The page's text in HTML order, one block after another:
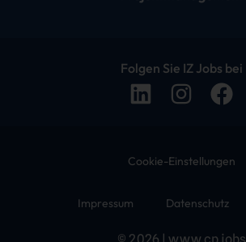
Folgen Sie IZ Jobs bei
Cookie-Einstellungen
Impressum Datenschutz
© 2026 | www.cp.jobs